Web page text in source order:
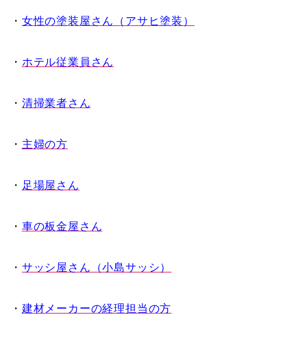
・ 女性の塗装屋さん（アサヒ塗装）
・ ホテル従業員さん
・ 清掃業者さん
・ 主婦の方
・ 足場屋さん
・ 車の板金屋さん
・ サッシ屋さん（小島サッシ）
・ 建材メーカーの経理担当の方